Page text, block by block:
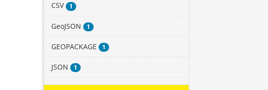
CSV 1
GeoJSON 1
GEOPACKAGE 1
JSON 1